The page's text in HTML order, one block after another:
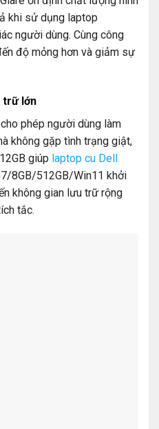
khi sử dụng laptop
người dùng. Cùng công
độ mỏng hơn và giảm sự
trữ lớn
phép người dùng làm
không gặp tình trạng giật,
giúp laptop cu Dell
8GB/512GB/Win11 khởi
không gian lưu trữ rộng
tắc.